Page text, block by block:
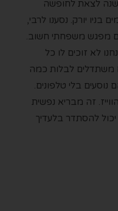
לצאת לחופשה
יורק. נסענו לרבי,
מפגש משפחתי חשוב.
לא זוכים לו כל
משתדלים לבלות כמה
בלי טלפונים.
זה מבריא נפשית
להסתדר בלעדיך